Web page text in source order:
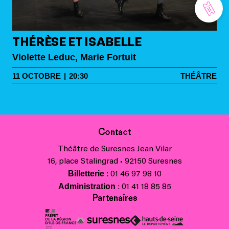
THÉRÈSE ET ISABELLE
Violette Leduc, Marie Fortuit
11 OCTOBRE | 20:30 THÉÂTRE
Contact
Théâtre de Suresnes Jean Vilar
16, place Stalingrad • 92150 Suresnes
Billetterie: 01 46 97 98 10
Administration : 01 41 18 85 85
Partenaires